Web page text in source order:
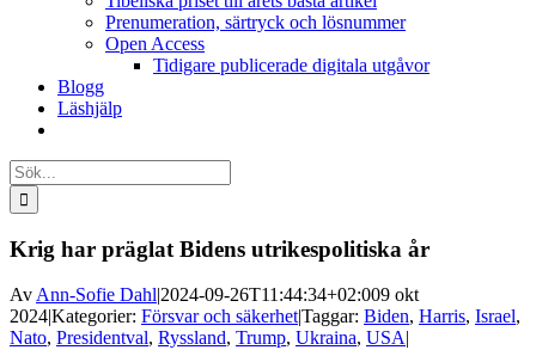
Prenumeration, särtryck och lösnummer
Open Access
Tidigare publicerade digitala utgåvor
Blogg
Läshjälp
Sök
efter:
Krig har präglat Bidens utrikespolitiska år
AvAnn-Sofie Dahl|2024-09-26T11:44:34+02:009 okt
2024|Kategorier: Försvar och säkerhet|Taggar: Biden, Harris, Israel,
Nato, Presidentval, Ryssland, Trump, Ukraina, USA|